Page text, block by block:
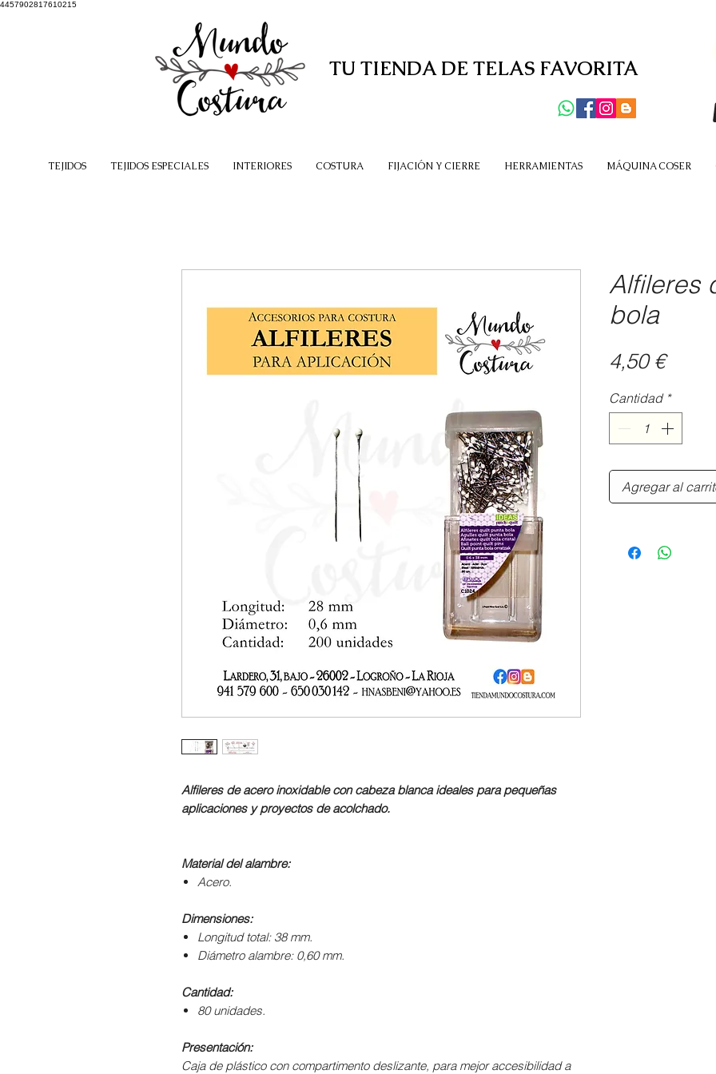
4457902817610215
TU TIENDA DE TELAS FAVORITA
TEJIDOS TEJIDOS ESPECIALES INTERIORES COSTURA FIJACIÓN Y CIERRE HERRAMIENTAS MÁQUINA COSER
Alfileres de acero inoxidable con cabeza blanca ideales para pequeñas
aplicaciones y proyectos de acolchado.
Material del alambre:
Acero.
Dimensiones:
Longitud total: 38 mm.
Diámetro alambre: 0,60 mm.
Cantidad:
80 unidades.
Presentación:
Caja de plástico con compartimento deslizante, para mejor accesibilidad a
Alfileres
bola
4,50 €
Cantidad *
Agregar al